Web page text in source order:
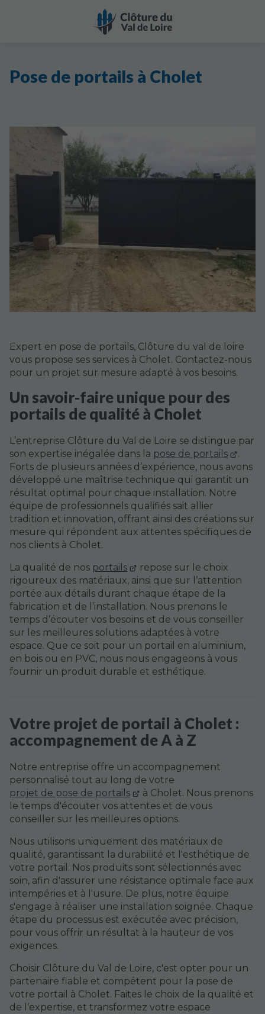
Pose de portails à Cholet
Expert en pose de portails, Clôture du val de loire
vous propose ses services à Cholet. Contactez-nous
pour un projet sur mesure adapté à vos besoins.
Un savoir-faire unique pour des
portails de qualité à Cholet
L’entreprise Clôture du Val de Loire se distingue par
son expertise inégalée dans la pose de portails
.
Forts de plusieurs années d’expérience, nous avons
développé une maîtrise technique qui garantit un
résultat optimal pour chaque installation. Notre
équipe de professionnels qualifiés sait allier
tradition et innovation, offrant ainsi des créations sur
mesure qui répondent aux attentes spécifiques de
nos clients à Cholet.
La qualité de nos portails
repose sur le choix
rigoureux des matériaux, ainsi que sur l’attention
portée aux détails durant chaque étape de la
fabrication et de l’installation. Nous prenons le
temps d’écouter vos besoins et de vous conseiller
sur les meilleures solutions adaptées à votre
espace. Que ce soit pour un portail en aluminium,
en bois ou en PVC, nous nous engageons à vous
fournir un produit durable et esthétique.
Votre projet de portail à Cholet :
accompagnement de A à Z
Notre entreprise offre un accompagnement
personnalisé tout au long de votre
projet de pose de portails
à Cholet. Nous prenons
le temps d'écouter vos attentes et de vous
conseiller sur les meilleures options.
Nous utilisons uniquement des matériaux de
qualité, garantissant la durabilité et l'esthétique de
votre portail. Nos produits sont sélectionnés avec
soin, afin d'assurer une résistance optimale face aux
intempéries et à l'usure. De plus, notre équipe
s'engage à réaliser une installation soignée. Chaque
étape du processus est exécutée avec précision,
pour vous offrir un résultat à la hauteur de vos
exigences.
Choisir Clôture du Val de Loire, c'est opter pour un
partenaire fiable et compétent pour la pose de
votre portail à Cholet. Faites le choix de la qualité et
de l’expertise, et transformez votre espace